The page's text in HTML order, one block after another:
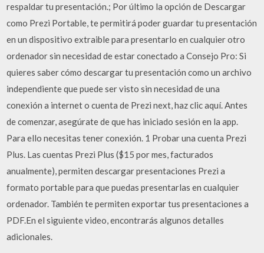
respaldar tu presentación.; Por último la opción de Descargar
como Prezi Portable, te permitirá poder guardar tu presentación
en un dispositivo extraible para presentarlo en cualquier otro
ordenador sin necesidad de estar conectado a Consejo Pro: Si
quieres saber cómo descargar tu presentación como un archivo
independiente que puede ser visto sin necesidad de una
conexión a internet o cuenta de Prezi next, haz clic aquí. Antes
de comenzar, asegúrate de que has iniciado sesión en la app.
Para ello necesitas tener conexión. 1 Probar una cuenta Prezi
Plus. Las cuentas Prezi Plus ($15 por mes, facturados
anualmente), permiten descargar presentaciones Prezi a
formato portable para que puedas presentarlas en cualquier
ordenador. También te permiten exportar tus presentaciones a
PDF.En el siguiente video, encontrarás algunos detalles
adicionales.